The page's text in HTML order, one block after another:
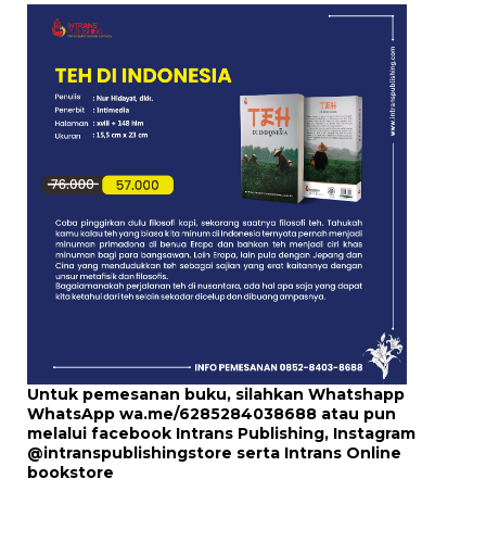
Untuk pemesanan buku, silahkan Whatshapp
WhatsApp wa.me/6285284038688 atau pun
melalui facebook Intrans Publishing, Instagram
@intranspublishingstore serta Intrans Online
bookstore